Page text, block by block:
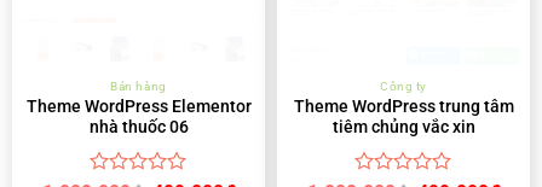
Bán hàng
Theme WordPress Elementor
nhà thuốc 06
Công ty
Theme WordPress trung tâm
tiêm chủng vắc xin